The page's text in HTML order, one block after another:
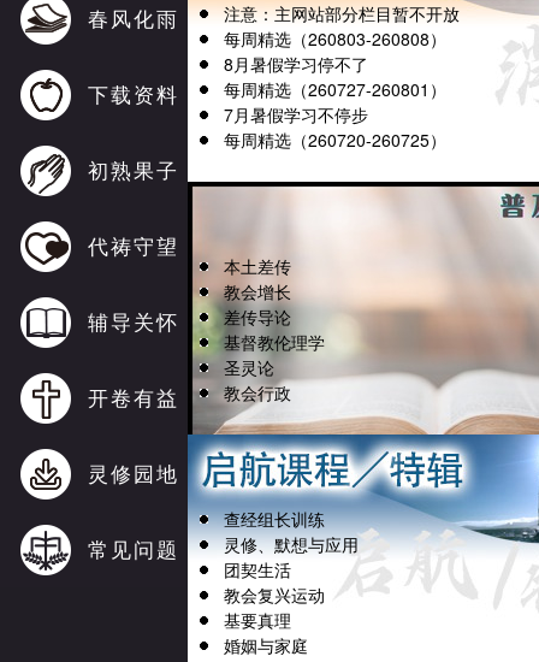
春风化雨
下载资料
初熟果子
代祷守望
辅导关怀
开卷有益
灵修园地
常见问题
注意：主网站部分栏目暂不开放
每周精选（260803-260808）
8月暑假学习停不了
每周精选（260727-260801）
7月暑假学习不停步
每周精选（260720-260725）
本土差传
教会增长
差传导论
基督教伦理学
圣灵论
教会行政
查经组长训练
灵修、默想与应用
团契生活
教会复兴运动
基要真理
婚姻与家庭